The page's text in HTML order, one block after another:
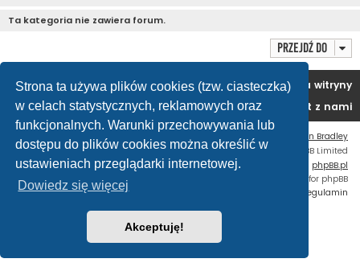
Strona ta używa plików cookies (tzw. ciasteczka)
w celach statystycznych, reklamowych oraz
funkcjonalnych. Warunki przechowywania lub
dostępu do plików cookies można określić w
ustawieniach przeglądarki internetowej.
Dowiedz się więcej
Akceptuję!
Ta kategoria nie zawiera forum.
Przejdź do
Portal Forum
Usuń ciasteczka witryny
Kontakt z nami
Flat Style by
Ian Bradley
Technologię dostarczaphpBB® Forum Software © phpBB Limited
Polski pakiet językowy dostarcza phpBB.pl
extension for phpBB
Regulamin